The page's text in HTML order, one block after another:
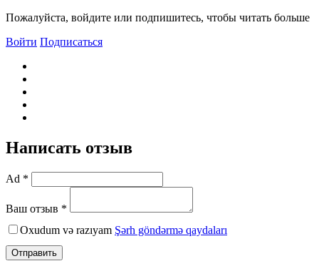
Пожалуйста, войдите или подпишитесь, чтобы читать больше
Войти Подписаться
Написать отзыв
Ad *
Ваш отзыв *
Oxudum və razıyam Şərh göndərmə qaydaları
Отправить